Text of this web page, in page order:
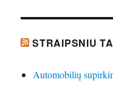
STRAIPSNIU
Automobilių